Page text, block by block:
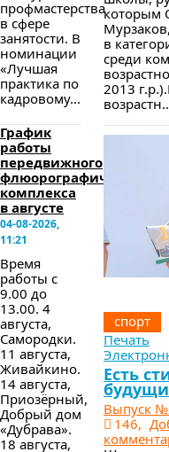
профмастерства
в сфере
занятости. В
номинации
«Лучшая
практика по
кадровому...
График
работы
передвижного
флюорографического
комплекса
в августе
04-08-2026,
11:21
Время
работы с
9.00 до
13.00. 4
августа,
Самородки.
11 августа,
Живайкино.
14 августа,
Приозёрный,
Добрый дом
«Дубрава».
18 августа,
которым
в
среди
2013
спорт
Печать
Есть
Выпуск
146,